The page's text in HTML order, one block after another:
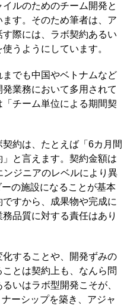
ルのためのチーム開発と
す。そのため筆者は、ア
際には、ラボ契約あるい
うようにしています。
でも中国やベトナムなど
業務において多用されて
チーム単位による期間契
約は、たとえば「6カ月間
と言えます。契約金額は
ンジニアのレベルにより異
の施設になることが基本
すから、成果物や完成に
品質に対する責任はあり
することや、開発ずみの
とは契約上も、なんら問
いはラボ型開発こそが、
ーシップを築き、アジャ